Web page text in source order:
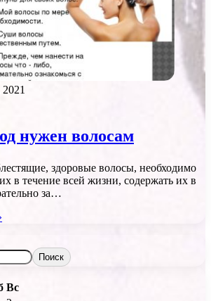
нужен волосам
здоровые волосы, необходимо
в течение всей жизни, содержать их в
за…
Поиск
Вс